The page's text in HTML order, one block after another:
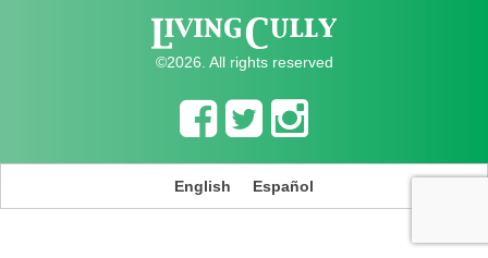
©2026. All rights reserved
English Español